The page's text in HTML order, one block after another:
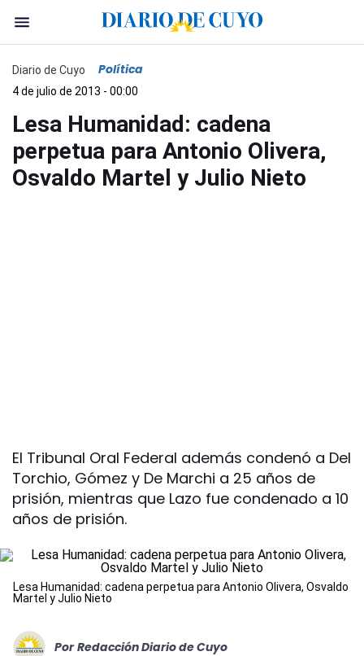
Diario de Cuyo Política
4 de julio de 2013 - 00:00
Lesa Humanidad: cadena
perpetua para Antonio Olivera,
Osvaldo Martel y Julio Nieto
El Tribunal Oral Federal además condenó a Del
Torchio, Gómez y De Marchi a 25 años de
prisión, mientras que Lazo fue condenado a 10
años de prisión.
Lesa Humanidad: cadena perpetua para Antonio Olivera, Osvaldo
Martel y Julio Nieto
Por Redacción Diario de Cuyo